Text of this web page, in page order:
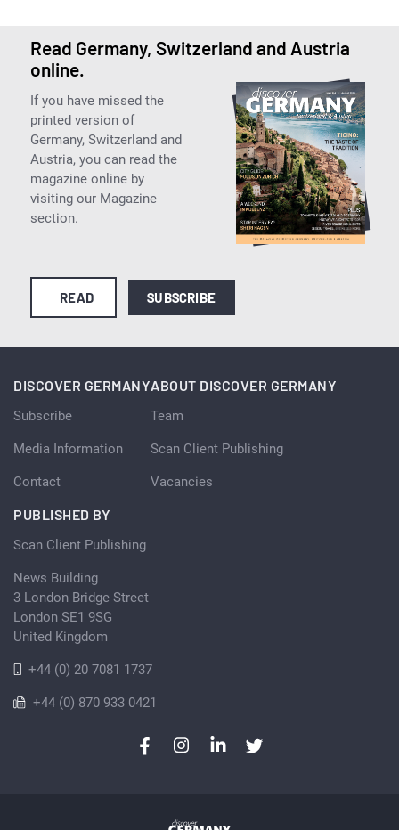
Read Germany, Switzerland and Austria
online.
If you have missed the
printed version of
Germany, Switzerland and
Austria, you can read the
magazine online by
visiting our Magazine
section.
READ SUBSCRIBE
DISCOVER GERMANY
Subscribe
Media Information
Contact
ABOUT DISCOVER GERMANY
Team
Scan Client Publishing
Vacancies
PUBLISHED BY
Scan Client Publishing
News Building
3 London Bridge Street
London SE1 9SG
United Kingdom
+44 (0) 20 7081 1737
+44 (0) 870 933 0421